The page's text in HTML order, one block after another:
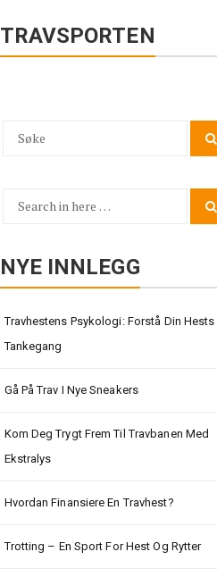
TRAVSPORTEN
Search
Search
NYE INNLEGG
Travhestens Psykologi: Forstå Din Hests
Tankegang
Gå På Trav I Nye Sneakers
Kom Deg Trygt Frem Til Travbanen Med
Ekstralys
Hvordan Finansiere En Travhest?
Trotting – En Sport For Hest Og Rytter